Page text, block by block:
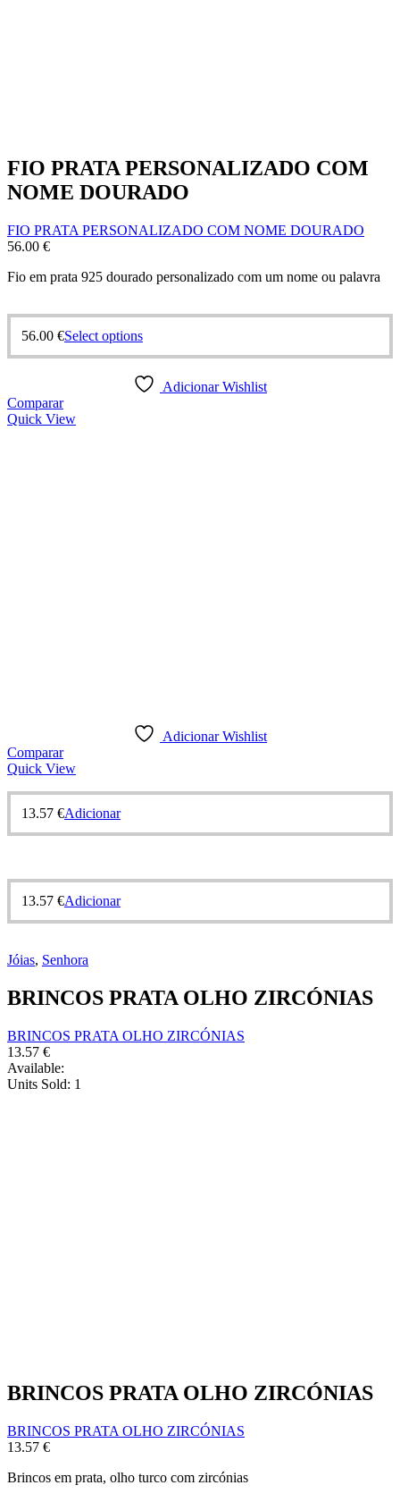
FIO PRATA PERSONALIZADO COM
NOME DOURADO
FIO PRATA PERSONALIZADO COM NOME DOURADO
56.00 €
Fio em prata 925 dourado personalizado com um nome ou palavra
56.00 €Select options
Adicionar Wishlist
Comparar
Quick View
Adicionar Wishlist
Comparar
Quick View
13.57 €Adicionar
13.57 €Adicionar
Jóias, Senhora
BRINCOS PRATA OLHO ZIRCÓNIAS
BRINCOS PRATA OLHO ZIRCÓNIAS
13.57 €
Available:
Units Sold: 1
BRINCOS PRATA OLHO ZIRCÓNIAS
BRINCOS PRATA OLHO ZIRCÓNIAS
13.57 €
Brincos em prata, olho turco com zircónias